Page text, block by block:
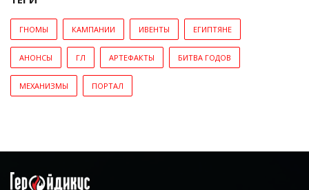
ГНОМЫ КАМПАНИИ ИВЕНТЫ ЕГИПТЯНЕ
АНОНСЫ ГЛ АРТЕФАКТЫ БИТВА ГОДОВ
МЕХАНИЗМЫ ПОРТАЛ